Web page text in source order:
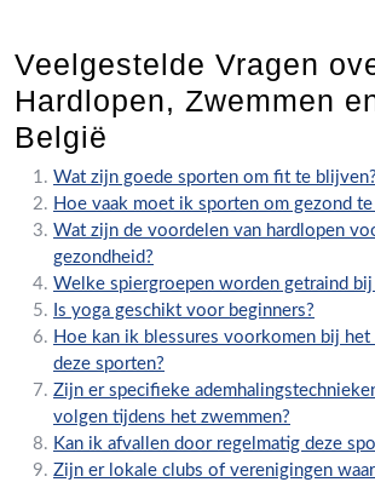
Veelgestelde Vragen
Hardlopen, Zwemmen
België
Wat zijn goede sporten om fit te blijven?
Hoe vaak moet ik sporten om gezond
Wat zijn de voordelen van hardlopen
gezondheid?
Welke spiergroepen worden getraind bij
Is yoga geschikt voor beginners?
Hoe kan ik blessures voorkomen bij het
deze sporten?
Zijn er specifieke
volgen tijdens het zwemmen?
Kan ik afvallen door regelmatig deze
Zijn er lokale clubs of verenigingen